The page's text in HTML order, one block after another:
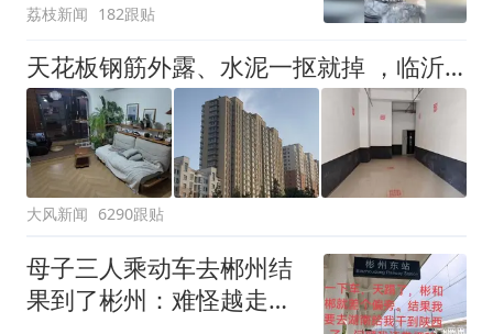
洗衣机自爆
荔枝新闻 182跟贴
天花板钢筋外露、水泥一抠就掉 ，临沂一安置楼交房半年即被鉴定存安全隐患；楼体至今未加固，仍有居民常住
大风新闻 6290跟贴
母子三人乘动车去郴州结
果到了彬州：难怪越走越